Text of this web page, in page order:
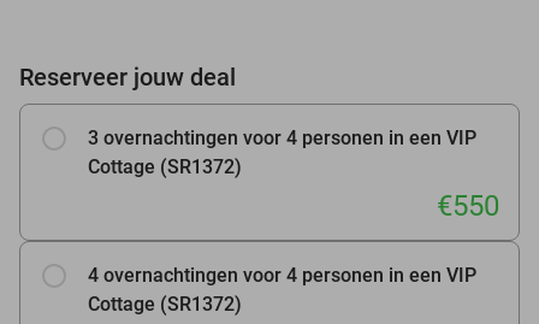
Reserveer jouw deal
3 overnachtingen voor 4 personen in een VIP
Cottage (SR1372)
€550
4 overnachtingen voor 4 personen in een VIP
Cottage (SR1372)